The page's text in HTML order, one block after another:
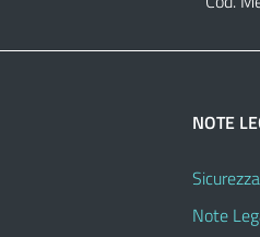
NOTE
Sicurezza
Note